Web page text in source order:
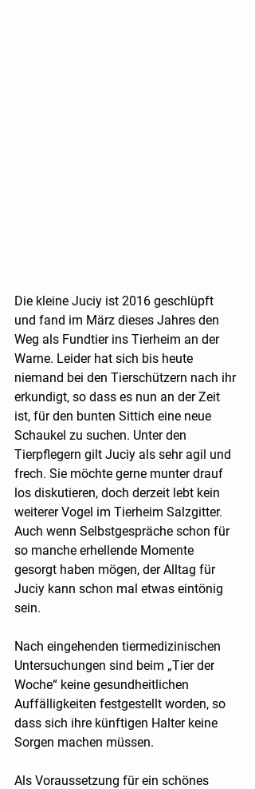
Die kleine Juciy ist 2016 geschlüpft
und fand im März dieses Jahres den
Weg als Fundtier ins Tierheim an der
Warne. Leider hat sich bis heute
niemand bei den Tierschützern nach ihr
erkundigt, so dass es nun an der Zeit
ist, für den bunten Sittich eine neue
Schaukel zu suchen. Unter den
Tierpflegern gilt Juciy als sehr agil und
frech. Sie möchte gerne munter drauf
los diskutieren, doch derzeit lebt kein
weiterer Vogel im Tierheim Salzgitter.
Auch wenn Selbstgespräche schon für
so manche erhellende Momente
gesorgt haben mögen, der Alltag für
Juciy kann schon mal etwas eintönig
sein.
Nach eingehenden tiermedizinischen
Untersuchungen sind beim „Tier der
Woche“ keine gesundheitlichen
Auffälligkeiten festgestellt worden, so
dass sich ihre künftigen Halter keine
Sorgen machen müssen.
Als Voraussetzung für ein schönes